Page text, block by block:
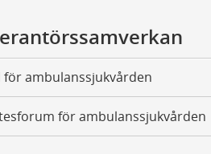
för ambulanssjukvården
för ambulanssjukvården